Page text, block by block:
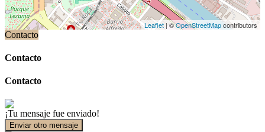
Leaflet | ©OpenStreetMapcontributors
Contacto
Contacto
Contacto
¡Tu mensaje fue enviado!
Enviar otro mensaje